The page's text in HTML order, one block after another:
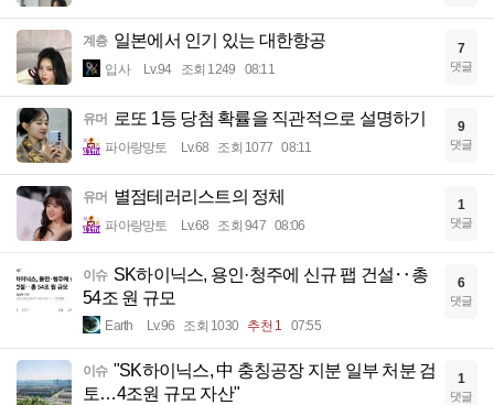
계층 일본에서 인기 있는 대한항공
입사 Lv.94 조회 1249 08:11
7
댓글
유머 로또 1등 당첨 확률을 직관적으로 설명하기
파아랑망토 Lv.68 조회 1077 08:11
9
댓글
유머 별점테러리스트의 정체
파아랑망토 Lv.68 조회 947 08:06
1
댓글
이슈 SK하이닉스, 용인·청주에 신규 팹 건설‥총
54조 원 규모
Earth Lv.96 조회 1030 추천 1 07:55
6
댓글
이슈 "SK하이닉스, 中 충칭공장 지분 일부 처분 검
토…4조원 규모 자산"
1
댓글